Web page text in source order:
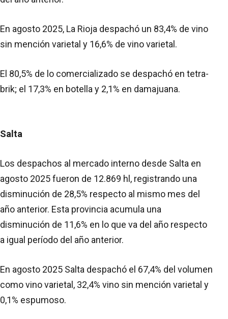
En agosto 2025, La Rioja despachó un 83,4% de vino
sin mención varietal y 16,6% de vino varietal.
El 80,5% de lo comercializado se despachó en tetra-
brik; el 17,3% en botella y 2,1% en damajuana.
Salta
Los despachos al mercado interno desde Salta en
agosto 2025 fueron de 12.869 hl, registrando una
disminución de 28,5% respecto al mismo mes del
año anterior. Esta provincia acumula una
disminución de 11,6% en lo que va del año respecto
a igual período del año anterior.
En agosto 2025 Salta despachó el 67,4% del volumen
como vino varietal, 32,4% vino sin mención varietal y
0,1% espumoso.